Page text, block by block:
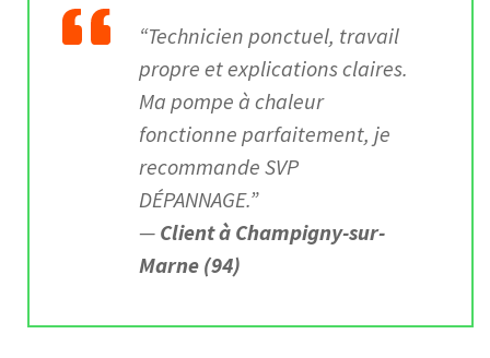
“Technicien ponctuel, travail
propre et explications claires.
Ma pompe à chaleur
fonctionne parfaitement, je
recommande SVP
DÉPANNAGE.”
— Client à Champigny-sur-
Marne (94)